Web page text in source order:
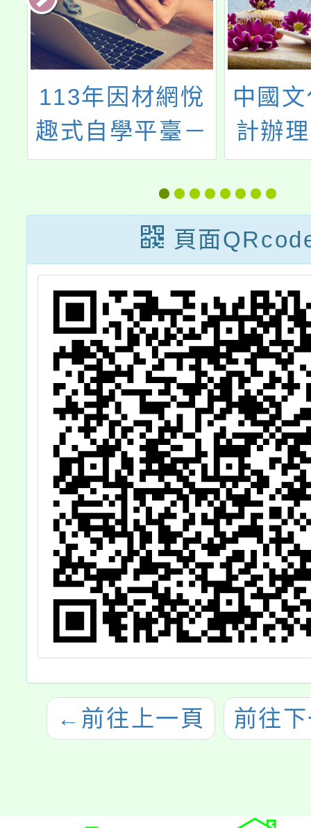
中國文化大學預
計辦理114年度
偏遠地區學校學
士後學分班藝術
領域-表演藝術班
南投
「114
專業
施計
方素
中二
頁面
← 前往上一頁 前往